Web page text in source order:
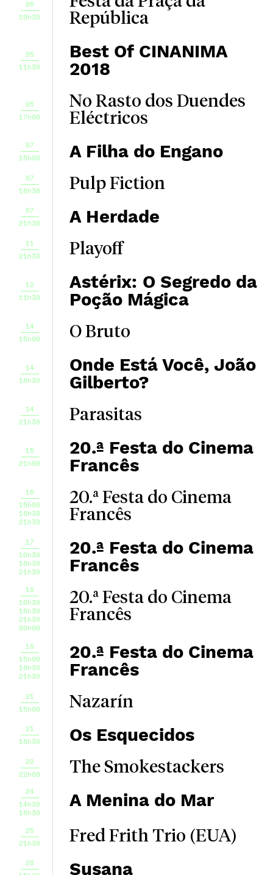
05
10h30
República
05
11h30
Best Of CINANIMA
2018
05
17h00
No Rasto dos Duendes
Eléctricos
07
15h00
A Filha do Engano
07
18h30
Pulp Fiction
07
21h30
A Herdade
11
21h30
Playoff
12
11h30
Astérix: O Segredo da
Poção Mágica
14
15h00
O Bruto
14
18h30
Onde Está Você, João
Gilberto?
14
21h30
Parasitas
15
21h00
20.ª Festa do Cinema
Francês
16
15h00
18h30
21h30
20.ª Festa do Cinema
Francês
17
10h30
18h30
21h30
20.ª Festa do Cinema
Francês
18
10h30
18h30
21h30
00h00
20.ª Festa do Cinema
Francês
19
15h00
18h30
21h30
20.ª Festa do Cinema
Francês
21
15h00
Nazarín
21
18h30
Os Esquecidos
22
22h00
The Smokestackers
24
14h30
18h30
A Menina do Mar
25
21h30
Fred Frith Trio (EUA)
28
Susana